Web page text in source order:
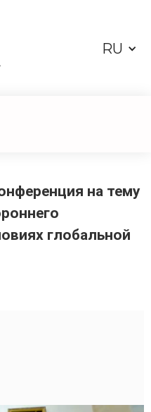
RU
на тему
глобальной